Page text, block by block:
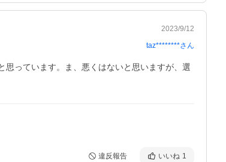
2023/9/12
taz********さん
っています。ま、悪くはないと思いますが、選
違反報告 いいね 1